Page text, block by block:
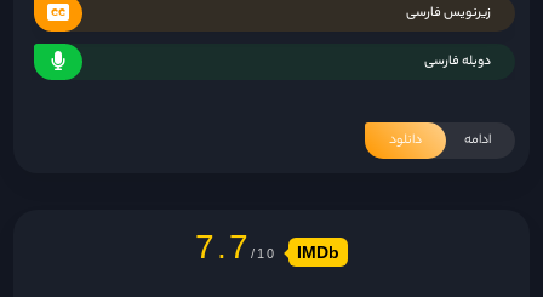
زیرنویس فارسی
دوبله فارسی
ادامه دانلود
7.7 IMDb